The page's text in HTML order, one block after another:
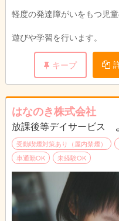
軽度の発達障がいをもつ児
遊びや学習を行います。
キープ
はなのき株式会社
放課後等デイサービス
受動喫煙対策あり（屋内禁煙）
車通勤OK
未経験OK